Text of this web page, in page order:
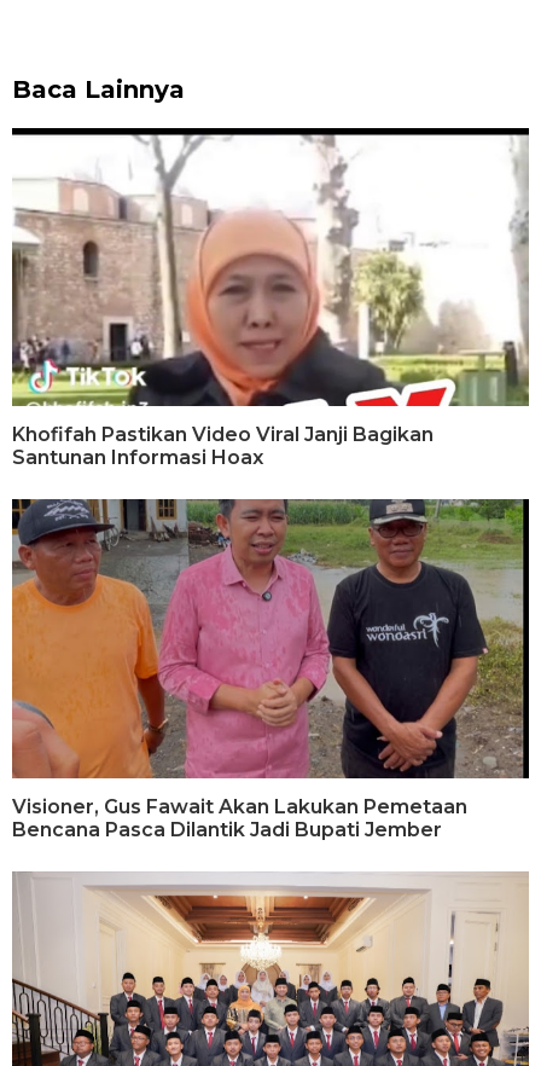
Baca Lainnya
Khofifah Pastikan Video Viral Janji Bagikan
Santunan Informasi Hoax
Visioner, Gus Fawait Akan Lakukan Pemetaan
Bencana Pasca Dilantik Jadi Bupati Jember